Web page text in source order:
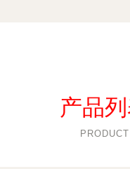
产品
PRODUCT